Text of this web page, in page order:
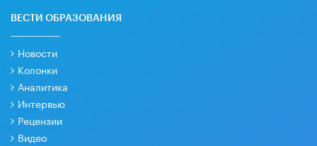
ВЕСТИ ОБРАЗОВАНИЯ
Новости
Колонки
Аналитика
Интервью
Рецензии
Видео